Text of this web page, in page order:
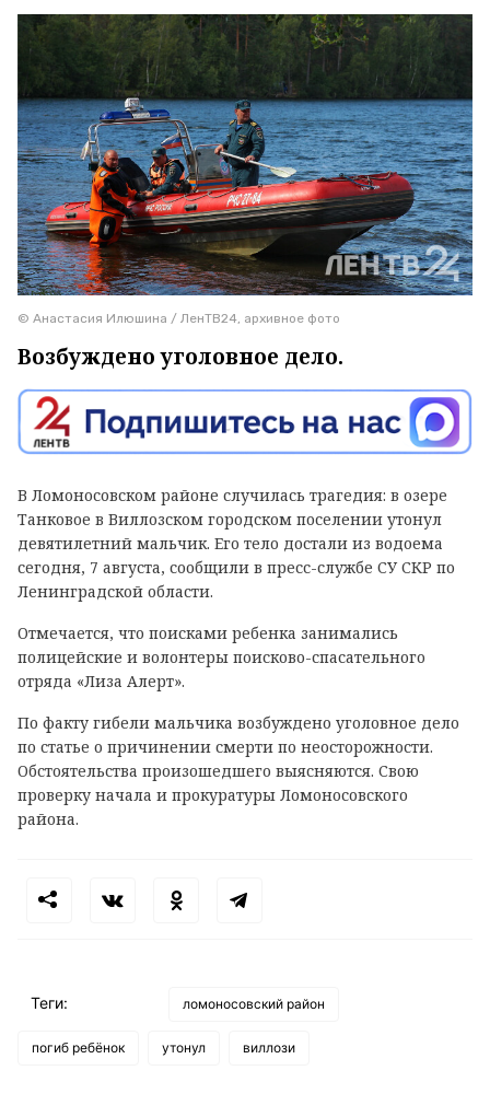
© Анастасия Илюшина / ЛенТВ24, архивное фото
Возбуждено уголовное дело.
В Ломоносовском районе случилась трагедия: в озере
Танковое в Виллозском городском поселении утонул
девятилетний мальчик. Его тело достали из водоема
сегодня, 7 августа, сообщили в пресс-службе СУ СКР по
Ленинградской области.
Отмечается, что поисками ребенка занимались
полицейские и волонтеры поисково-спасательного
отряда «Лиза Алерт».
По факту гибели мальчика возбуждено уголовное дело
по статье о причинении смерти по неосторожности.
Обстоятельства произошедшего выясняются. Свою
проверку начала и прокуратуры Ломоносовского
района.
Теги: ломоносовский район
погиб ребёнок утонул виллози